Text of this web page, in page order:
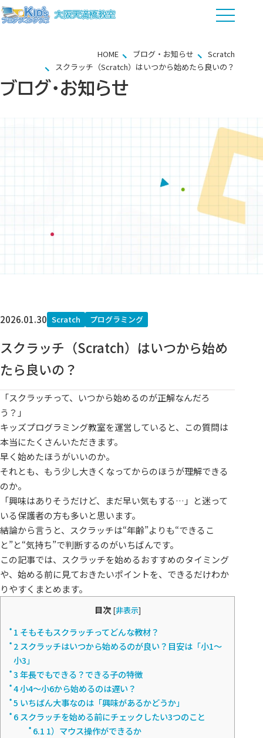
ブログ・お知らせ
HOME ブログ・お知らせ
Scratch
スクラッチ（Scratch）はいつから始めたら良いの？
2026.01.30 Scratch プログラミング
スクラッチ（Scratch）はいつから始め
たら良いの？
「スクラッチって、いつから始めるのが正解なんだろ
う？」
キッズプログラミング教室を運営していると、この質問は
本当にたくさんいただきます。
早く始めたほうがいいのか。
それとも、もう少し大きくなってからのほうが理解できる
のか。
「興味はありそうだけど、まだ早い気もする…」と迷って
いる保護者の方も多いと思います。
結論から言うと、スクラッチは“年齢”よりも“できるこ
と”と“気持ち”で判断するのがいちばんです。
この記事では、スクラッチを始めるおすすめのタイミング
や、始める前に見ておきたいポイントを、できるだけわか
りやすくまとめます。
目次 [非表示]
1 そもそもスクラッチってどんな教材？
2 スクラッチはいつから始めるのが良い？目安は「小1〜
小3」
3年長でもできる？できる子の特徴
4小4〜小6から始めるのは遅い？
5 いちばん大事なのは「興味があるかどうか」
6 スクラッチを始める前にチェックしたい3つのこと
6.1 1）マウス操作ができるか